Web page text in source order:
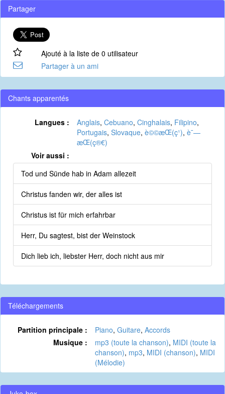
Partager
Ajouté à la liste de 0 utilisateur
Partager à un ami
Chants apparentés
Langues : Anglais, Cebuano, Cinghalais, Filipino,
Portugais, Slovaque, è©©æ­Œ(ç¹), è¯—
æ­Œ(ç®€)
Voir aussi :
Tod und Sünde hab in Adam allezeit
Christus fanden wir, der alles ist
Christus ist für mich erfahrbar
Herr, Du sagtest, bist der Weinstock
Dich lieb ich, liebster Herr, doch nicht aus mir
Téléchargements
Partition principale : Piano, Guitare, Accords
Musique :
mp3 (toute la chanson), MIDI (toute la
chanson), mp3, MIDI (chanson), MIDI
(Mélodie)